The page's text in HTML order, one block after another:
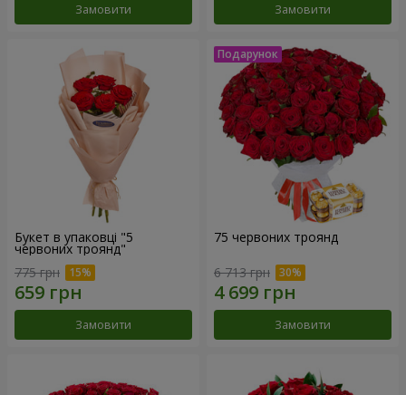
Замовити Замовити
Букет в упаковці "5
червоних троянд"
775 грн
Замовити
75 червоних троянд
6 713 грн
Замовити